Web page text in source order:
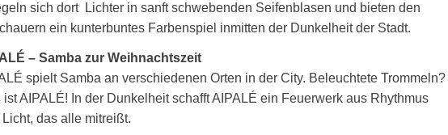
sich dort Lichter in sanft schwebenden Seifenblasen und bieten den
ein kunterbuntes Farbenspiel inmitten der Dunkelheit der Stadt.
– Samba zur Weihnachtszeit
spielt Samba an verschiedenen Orten in der City. Beleuchtete Trommeln?
ist AIPALÉ! In der Dunkelheit schafft AIPALÉ ein Feuerwerk aus Rhythmus
Licht, das alle mitreißt.